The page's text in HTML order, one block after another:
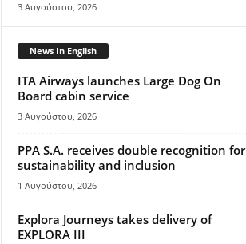
3 Αυγούστου, 2026
News In English
ITA Airways launches Large Dog On
Board cabin service
3 Αυγούστου, 2026
PPA S.A. receives double recognition for
sustainability and inclusion
1 Αυγούστου, 2026
Explora Journeys takes delivery of
EXPLORA III